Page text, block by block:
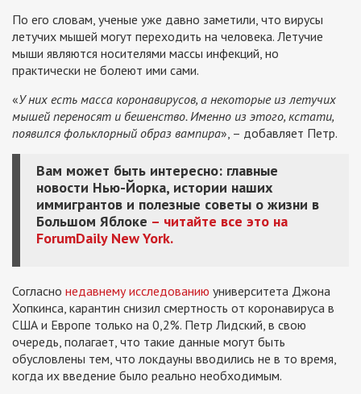
По его словам, ученые уже давно заметили, что вирусы
летучих мышей могут переходить на человека. Летучие
мыши являются носителями массы инфекций, но
практически не болеют ими сами.
«У них есть масса коронавирусов, а некоторые из летучих
мышей переносят и бешенство. Именно из этого, кстати,
появился фольклорный образ вампира», – добавляет Петр.
Вам может быть интересно: главные
новости Нью-Йорка, истории наших
иммигрантов и полезные советы о жизни в
Большом Яблоке – читайте все это на
ForumDaily New York.
Согласно недавнему исследованию университета Джона
Хопкинса, карантин снизил смертность от коронавируса в
США и Европе только на 0,2%. Петр Лидский, в свою
очередь, полагает, что такие данные могут быть
обусловлены тем, что локдауны вводились не в то время,
когда их введение было реально необходимым.